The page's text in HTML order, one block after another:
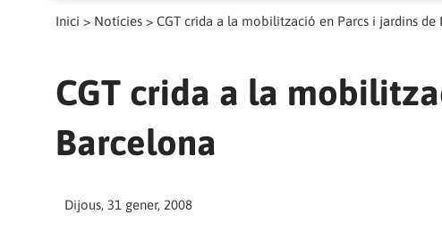
Inici > Notícies > CGT crida a la mobilització en Parcs i jardins de
CGT crida a la
Barcelona
Dijous, 31 gener, 2008